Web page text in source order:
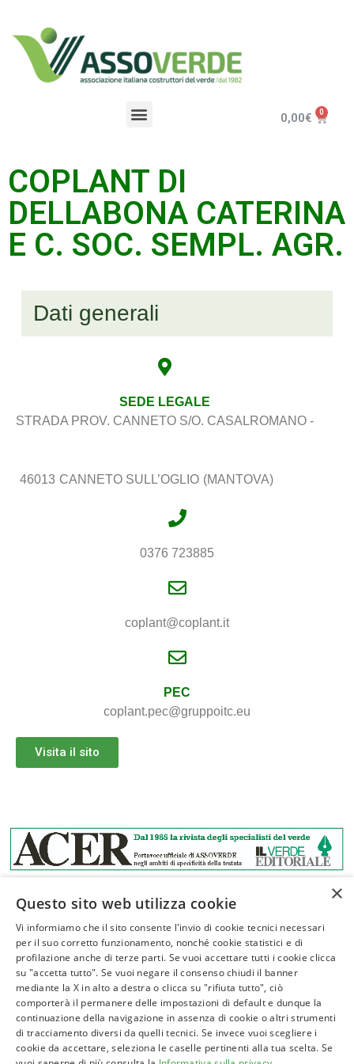
0,00€
COPLANT DI
DELLABONA CATERINA
E C. SOC. SEMPL. AGR.
Dati generali
SEDE LEGALE
STRADA PROV. CANNETO S/O. CASALROMANO -
46013 CANNETO SULL’OGLIO (MANTOVA)
0376 723885
coplant@coplant.it
PEC
coplant.pec@gruppoitc.eu
Visita il sito
ASSOVERDE
P.Iva 02961181209
posta@assoverde.it
Privacy Policy
Cookie Policy
×
Questo sito web utilizza cookie
Vi informiamo che il sito consente l'invio di cookie tecnici necessari
per il suo corretto funzionamento, nonché cookie statistici e di
profilazione anche di terze parti. Se vuoi accettare tutti i cookie clicca
su "accetta tutto". Se vuoi negare il consenso chiudi il banner
mediante la X in alto a destra o clicca su "rifiuta tutto", ciò
comporterà il permanere delle impostazioni di default e dunque la
continuazione della navigazione in assenza di cookie o altri strumenti
di tracciamento diversi da quelli tecnici. Se invece vuoi scegliere i
cookie da accettare, seleziona le caselle pertinenti alla tua scelta. Se